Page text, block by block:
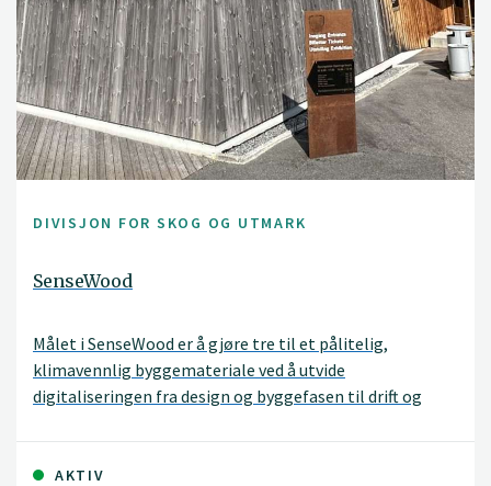
DIVISJON FOR SKOG OG UTMARK
SenseWood
Målet i SenseWood er å gjøre tre til et pålitelig,
klimavennlig byggemateriale ved å utvide
digitaliseringen fra design og byggefasen til drift og
AKTIV